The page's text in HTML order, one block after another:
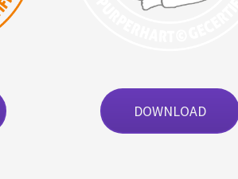
DOWNLOAD